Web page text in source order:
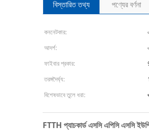
বিস্তারিত তথ্য পণ্যের বর্ণনা
কননেটকার:
আদর্শ:
ফাইবার প্রকার:
তরঙ্গদৈর্ঘ্য:
বিশেষভাবে তুলে ধরা:
FTTH প্যাচকার্ড এসসি এপিসি এসসি